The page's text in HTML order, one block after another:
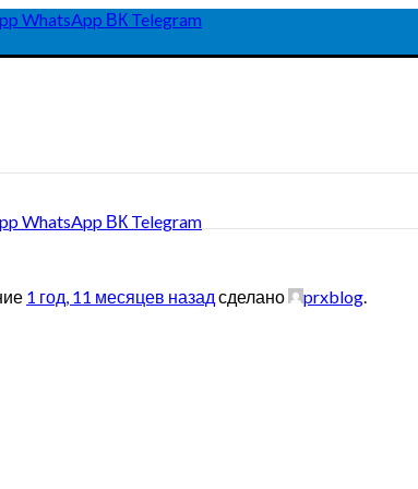
WhatsApp ВК Telegram
WhatsApp ВК Telegram
1 год, 11 месяцев назад сделано prxblog.